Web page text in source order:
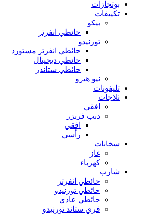
بوتجازات
تكييفات
بيكو
حائطي انفرتر
تورنيدو
حائطي انفرتر مستورد
حائطي ديجيتال
حائطي ستاندر
نيو هيرو
تليفونات
ثلاجات
افقي
ديب فريزر
افقي
رأسي
سخانات
غاز
كهرباء
شارب
حائطي انفرتر
حائطي تورنيدو
حائطي عادي
فري ستاند تورنيدو